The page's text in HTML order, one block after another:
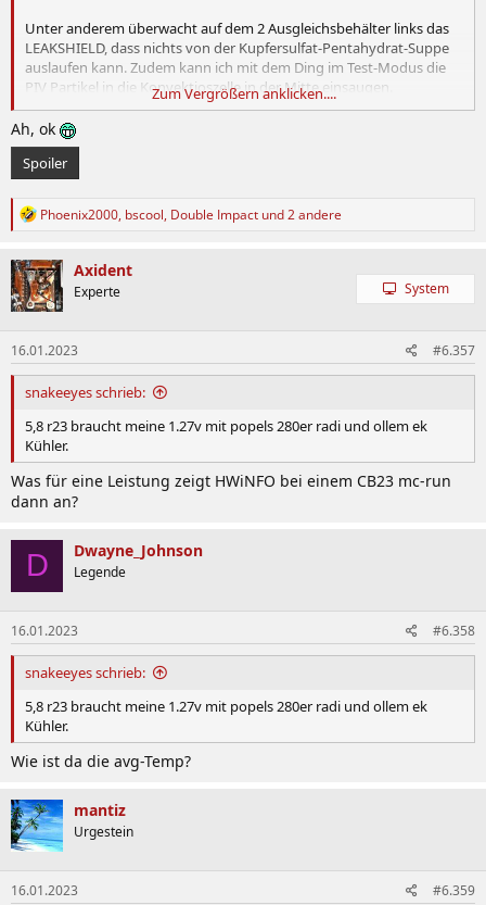
Unter anderem überwacht auf dem 2 Ausgleichsbehälter links das
LEAKSHIELD, dass nichts von der Kupfersulfat-Pentahydrat-Suppe
auslaufen kann. Zudem kann ich mit dem Ding im Test-Modus die
PIV Partikel in die Konvektioszelle in der Mitte einsaugen.
Aquacomputer hat da ein vielseitiges Ding entwickelt
Zum Vergrößern anklicken....
Ah, ok
Spoiler
R
k
t
i
o
n
e
n
:
Phoenix2000, bscool, Double Impact und 2 andere
Axident
Experte System
16.01.2023 #6.357
snakeeyes schrieb:
5,8 r23 braucht meine 1.27v mit popels 280er radi und ollem ek
Kühler.
Was für eine Leistung zeigt HWiNFO bei einem CB23 mc-run
dann an?
D Dwayne_Johnson
Legende
16.01.2023 #6.358
snakeeyes schrieb:
5,8 r23 braucht meine 1.27v mit popels 280er radi und ollem ek
Kühler.
Wie ist da die avg-Temp?
mantiz
Urgestein
16.01.2023 #6.359